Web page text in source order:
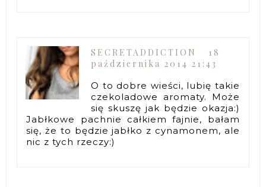
SECRETADDICTION
18
października 2014 21:43
O to dobre wieści, lubię takie
czekoladowe aromaty. Może
się skuszę jak będzie okazja:)
Jabłkowe pachnie całkiem fajnie, bałam
się, że to będzie jabłko z cynamonem, ale
nic z tych rzeczy:)